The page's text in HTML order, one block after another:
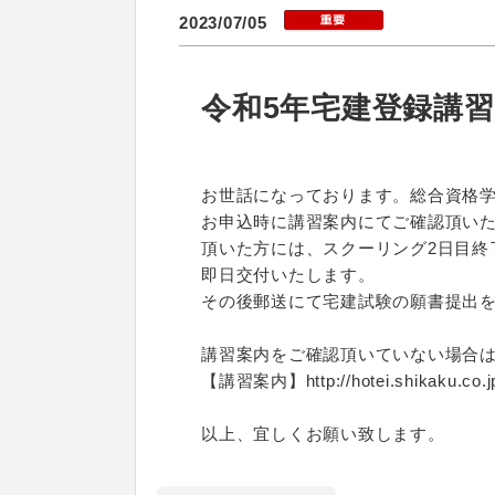
2023/07/05
令和5年宅建登録講
お世話になっております。総合資格
お申込時に講習案内にてご確認頂い
頂いた方には、スクーリング2日目
即日交付いたします。
その後郵送にて宅建試験の願書提出
講習案内をご確認頂いていない場合
【講習案内】http://
以上、宜しくお願い致します。